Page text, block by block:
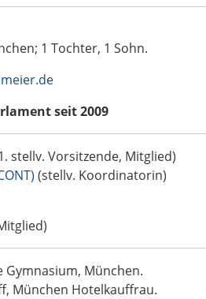
1 Tochter, 1 Sohn.
seit 2009
stellv. Vorsitzende, Mitglied)
(stellv. Koordinatorin)
München.
München Hotelkauffrau.